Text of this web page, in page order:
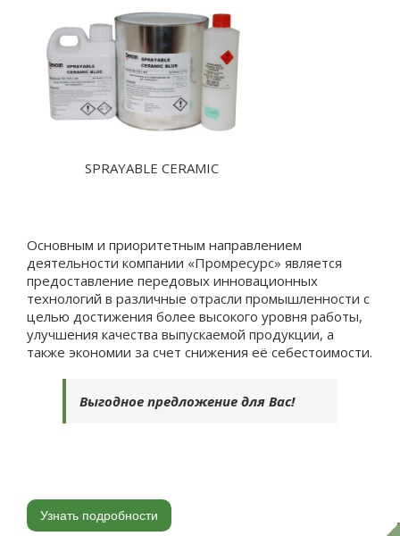
SPRAYABLE CERAMIC
Основным и приоритетным направлением
деятельности компании «Промресурс» является
предоставление передовых инновационных
технологий в различные отрасли промышленности с
целью достижения более высокого уровня работы,
улучшения качества выпускаемой продукции, а
также экономии за счет снижения её себестоимости.
Выгодное предложение для Вас!
Узнать подробности